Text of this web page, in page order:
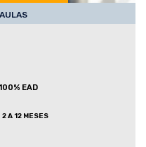
EAD
2 A 12 MESES